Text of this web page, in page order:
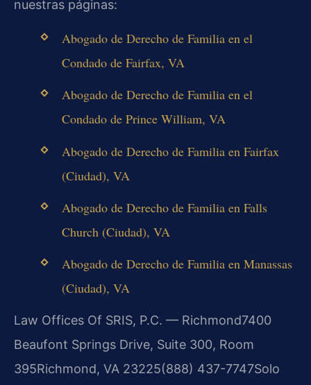
nuestras páginas:
Abogado de Derecho de Familia en el
Condado de Fairfax, VA
Abogado de Derecho de Familia en el
Condado de Prince William, VA
Abogado de Derecho de Familia en Fairfax
(Ciudad), VA
Abogado de Derecho de Familia en Falls
Church (Ciudad), VA
Abogado de Derecho de Familia en Manassas
(Ciudad), VA
Law Offices Of SRIS, P.C. — Richmond7400
Beaufont Springs Drive, Suite 300, Room
395Richmond, VA 23225(888) 437-7747Solo